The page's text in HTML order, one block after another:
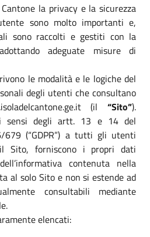
la privacy e la sicurezza
sono molto importanti e,
sono raccolti e gestiti con la
adeguate misure di
le modalità e le logiche del
degli utenti che consultano
(il “Sito”).
sensi degli artt. 13 e 14 del
679 (“GDPR”) a tutti gli utenti
Sito, forniscono i propri dati
contenuta nella
al solo Sito e non si estende ad
consultabili mediante
elencati: